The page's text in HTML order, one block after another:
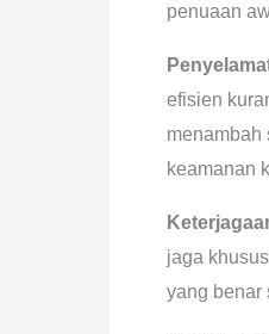
penuaan
efisien
menambah
keamanan
jaga
yang benar